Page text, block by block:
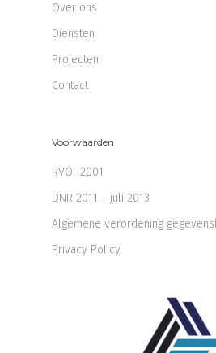
Over ons
Diensten
Projecten
Contact
Voorwaarden
RVOI-2001
DNR 2011 – juli 2013
Algemene verordening
Privacy Policy